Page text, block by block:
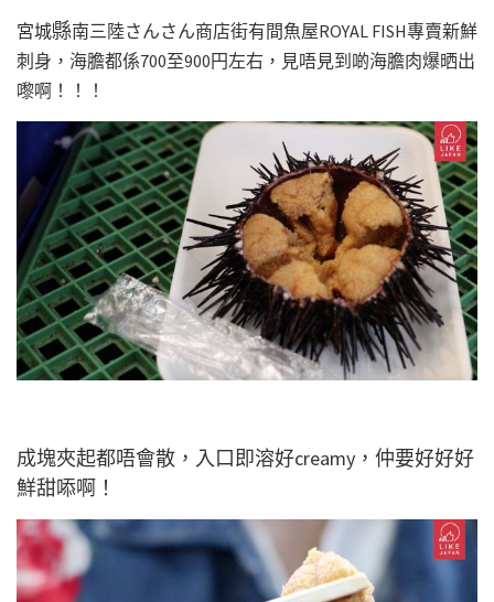
宮城縣南三陸さんさん商店街有間魚屋ROYAL FISH專賣新鮮
刺身，海膽都係700至900円左右，見唔見到啲海膽肉爆晒出
嚟啊！！！
成塊夾起都唔會散，入口即溶好creamy，仲要好好好
鮮甜㖭啊！